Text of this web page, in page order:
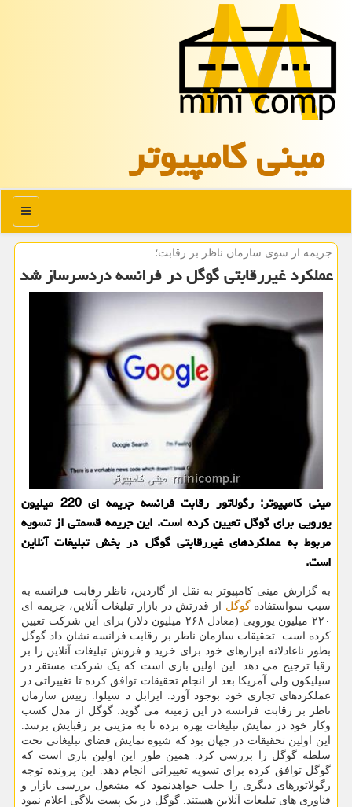
مینی كامپیوتر
منو
جریمه از سوی سازمان ناظر بر رقابت؛
عملكرد غیررقابتی گوگل در فرانسه دردسرساز شد
مینی کامپیوتر: رگولاتور رقابت فرانسه جریمه ای 220 میلیون
یورویی برای گوگل تعیین کرده است. این جریمه قسمتی از تسویه
مربوط به عملکردهای غیررقابتی گوگل در بخش تبلیغات آنلاین
است.
به گزارش مینی کامپیوتر به نقل از گاردین، ناظر رقابت فرانسه به
سبب سواستفادهگوگل از قدرتش در بازار تبلیغات آنلاین، جریمه ای
۲۲۰ میلیون یورویی (معادل ۲۶۸ میلیون دلار) برای این شرکت تعیین
کرده است. تحقیقات سازمان ناظر بر رقابت فرانسه نشان داد گوگل
بطور ناعادلانه ابزارهای خود برای خرید و فروش تبلیغات آنلاین را بر
رقبا ترجیح می دهد. این اولین باری است که یک شرکت مستقر در
سیلیکون ولی آمریکا بعد از انجام تحقیقات توافق کرده تا تغییراتی در
عملکردهای تجاری خود بوجود آورد. ایزابل د سیلوا. رییس سازمان
ناظر بر رقابت فرانسه در این زمینه می گوید: گوگل از مدل کسب
وکار خود در نمایش تبلیغات بهره برده تا به مزیتی بر رقبایش برسد.
این اولین تحقیقات در جهان بود که شیوه نمایش فضای تبلیغاتی تحت
سلطه گوگل را بررسی کرد. همین طور این اولین باری است که
گوگل توافق کرده برای تسویه تغییراتی انجام دهد. این پرونده توجه
رگولاتورهای دیگری را جلب خواهدنمود که مشغول بررسی بازار و
فناوری های تبلیغات آنلاین هستند. گوگل در یک پست بلاگی اعلام نمود